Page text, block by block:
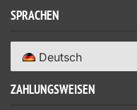
SPRACHEN
Deutsch
ZAHLUNGSWEISEN